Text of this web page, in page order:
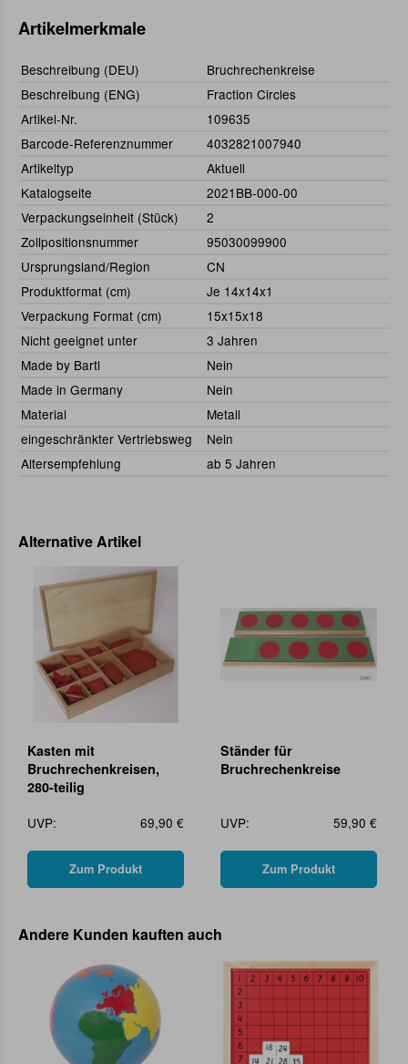
Artikelmerkmale
Beschreibung (DEU)
Bruchrechenkreise
Beschreibung (ENG)
Fraction Circles
Artikel-Nr.
109635
Barcode-Referenznummer
4032821007940
Artikeltyp
Aktuell
Katalogseite
2021BB-000-00
Verpackungseinheit (Stück)
2
Zollpositionsnummer
95030099900
Ursprungsland/Region
CN
Produktformat (cm)
Je 14x14x1
Verpackung Format (cm)
15x15x18
Nicht geeignet unter
3 Jahren
Made by Bartl
Nein
Made in Germany
Nein
Material
Metall
eingeschränkter Vertriebsweg
Nein
Altersempfehlung
ab 5 Jahren
Alternative Artikel
Kasten mit
Bruchrechenkreisen,
280-teilig
UVP:
69,90 €
Zum Produkt
Ständer für
Bruchrechenkreise
UVP: 59,90 €
Zum Produkt
Andere Kunden kauften auch